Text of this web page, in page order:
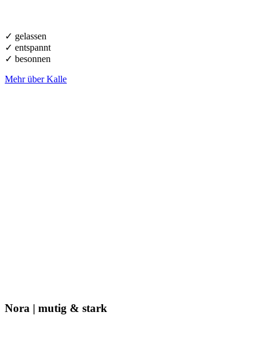
✓ gelassen
✓ entspannt
✓ besonnen
Mehr über Kalle
Nora | mutig & stark